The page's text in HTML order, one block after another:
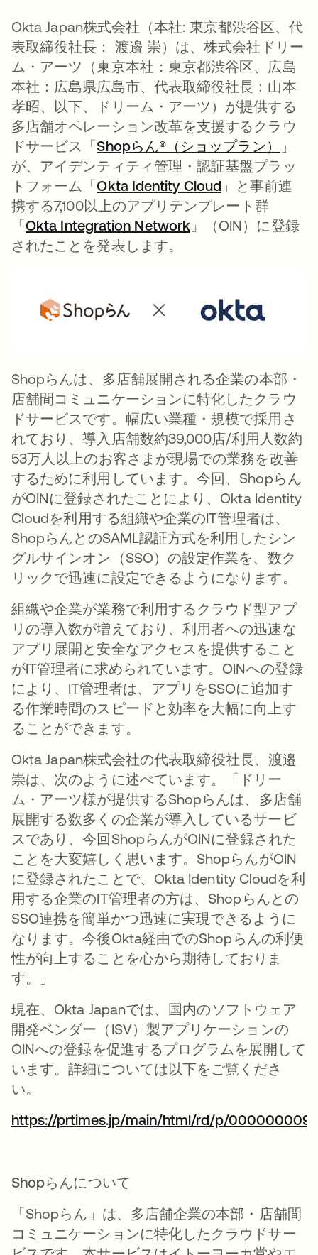
Okta Japan株式会社（本社: 東京都渋谷区、代
表取締役社長： 渡邉 崇）は、株式会社ドリー
ム・アーツ（東京本社：東京都渋谷区、広島
本社：広島県広島市、代表取締役社長：山本
孝昭、以下、ドリーム・アーツ）が提供する
多店舗オペレーション改革を支援するクラウ
ドサービス「Shopらん®（ショップラン） 新し
」
が、アイデンティティ管理・認証基盤プラッ
トフォーム「Okta Identity Cloud 」と事前連
携する7,100以上のアプリテンプレート群
「Okta Integration Network 」（OIN）に登録
されたことを発表します。
Shopらんは、多店舗展開される企業の本部・
店舗間コミュニケーションに特化したクラウ
ドサービスです。幅広い業種・規模で採用さ
れており、導入店舗数約39,000店/利用人数約
53万人以上のお客さまが現場での業務を改善
するために利用しています。今回、Shopらん
がOINに登録されたことにより、Okta Identity
Cloudを利用する組織や企業のIT管理者は、
ShopらんとのSAML認証方式を利用したシン
グルサインオン（SSO）の設定作業を、数ク
リックで迅速に設定できるようになります。
組織や企業が業務で利用するクラウド型アプ
リの導入数が増えており、利用者への迅速な
アプリ展開と安全なアクセスを提供すること
がIT管理者に求められています。OINへの登録
により、IT管理者は、アプリをSSOに追加す
る作業時間のスピードと効率を大幅に向上す
ることができます。
Okta Japan株式会社の代表取締役社長、渡邉
崇は、次のように述べています。「ドリー
ム・アーツ様が提供するShopらんは、多店舗
展開する数多くの企業が導入しているサービ
スであり、今回ShopらんがOINに登録された
ことを大変嬉しく思います。ShopらんがOIN
に登録されたことで、Okta Identity Cloudを利
用する企業のIT管理者の方は、Shopらんとの
SSO連携を簡単かつ迅速に実現できるように
なります。今後Okta経由でのShopらんの利便
性が向上することを心から期待しておりま
す。」
現在、Okta Japanでは、国内のソフトウェア
開発ベンダー（ISV）製アプリケーションの
OINへの登録を促進するプログラムを展開して
います。詳細については以下をご覧くださ
い。
https://prtimes.jp/main/html/rd/p/
Shopらんについて
「Shopらん」は、多店舗企業の本部・店舗間
コミュニケーションに特化したクラウドサー